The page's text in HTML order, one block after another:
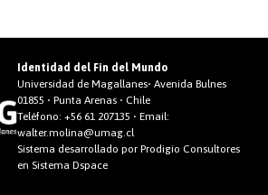
Identidad del Fin del Mundo
Universidad de Magallanes• Avenida Bulnes
01855 • Punta Arenas • Chile
Teléfono:+56 61 207135 • Email:
walter.molina@umag.cl
Sistema desarrollado por Prodigio Consultores
en Sistema Dspace